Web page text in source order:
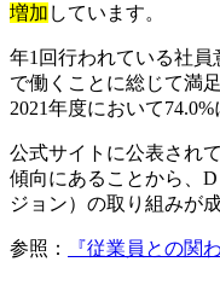
増加 しています。
年1回行われている社
で働くことに総じて満
2021年度において
公式サイトに公表され
傾向にあることから、
ジョン）の取り組みが
参照： 『従業員との関